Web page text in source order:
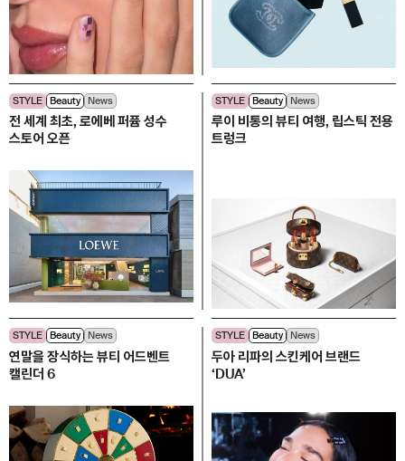
STYLE Beauty News
전 세계 최초, 로에베 퍼퓸 성수
스토어 오픈
STYLE Beauty News
루이 비통의 뷰티 여행, 립스틱 전용
트렁크
STYLE Beauty News
연말을 장식하는 뷰티 어드벤트
캘린더 6
STYLE Beauty News
두아 리파의 스킨케어 브랜드
‘DUA’